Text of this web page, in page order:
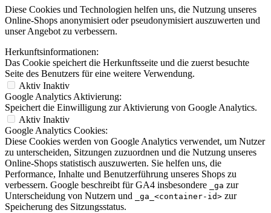
Diese Cookies und Technologien helfen uns, die Nutzung unseres
Online-Shops anonymisiert oder pseudonymisiert auszuwerten und
unser Angebot zu verbessern.
Herkunftsinformationen:
Das Cookie speichert die Herkunftsseite und die zuerst besuchte
Seite des Benutzers für eine weitere Verwendung.
Aktiv Inaktiv
Google Analytics Aktivierung:
Speichert die Einwilligung zur Aktivierung von Google Analytics.
Aktiv Inaktiv
Google Analytics Cookies:
Diese Cookies werden von Google Analytics verwendet, um Nutzer
zu unterscheiden, Sitzungen zuzuordnen und die Nutzung unseres
Online-Shops statistisch auszuwerten. Sie helfen uns, die
Performance, Inhalte und Benutzerführung unseres Shops zu
verbessern. Google beschreibt für GA4 insbesondere
_ga zur
Unterscheidung von Nutzern und
_ga_<container-id> zur
Speicherung des Sitzungsstatus.